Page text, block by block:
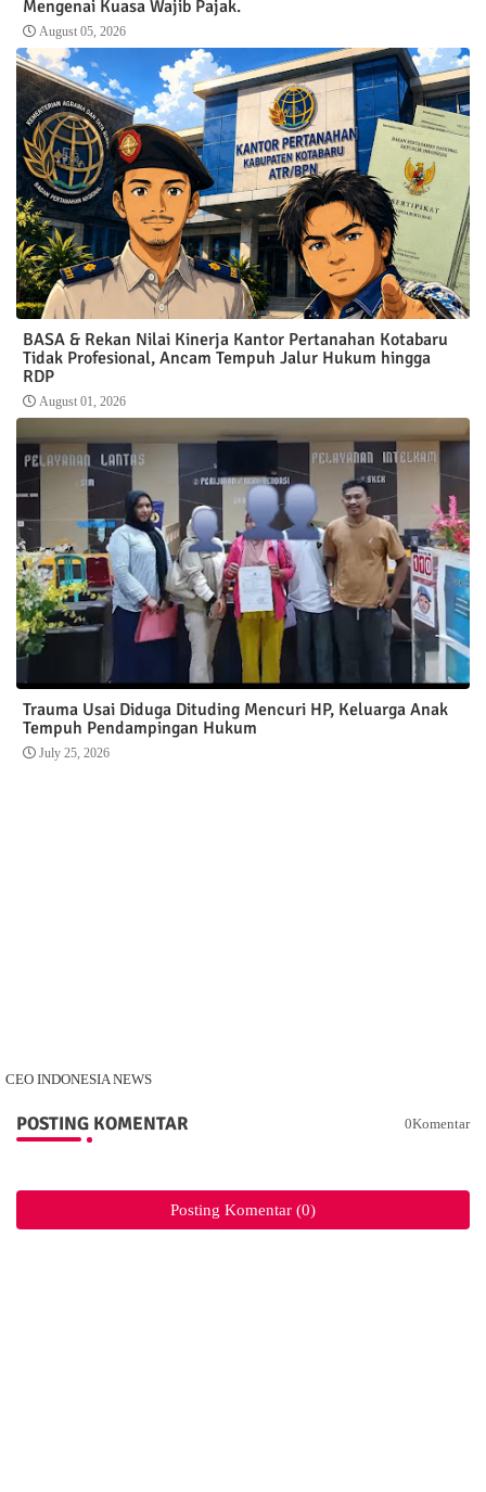
Mengenai Kuasa Wajib Pajak.
August 05, 2026
BASA & Rekan Nilai Kinerja Kantor Pertanahan Kotabaru
Tidak Profesional, Ancam Tempuh Jalur Hukum hingga
RDP
August 01, 2026
Trauma Usai Diduga Dituding Mencuri HP, Keluarga Anak
Tempuh Pendampingan Hukum
July 25, 2026
CEO INDONESIA NEWS
POSTING KOMENTAR 0Komentar
Posting Komentar (0)